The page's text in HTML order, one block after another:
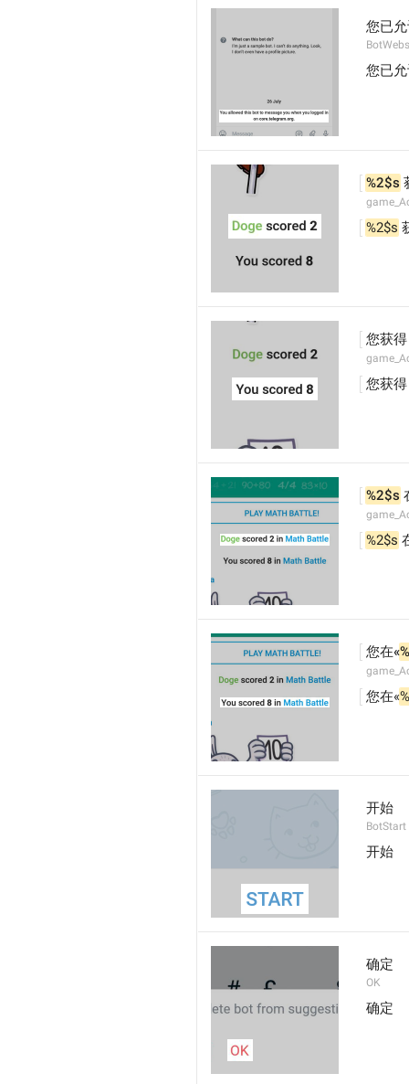
您已
您已
%2$s
%2$s
您获
您获
%2$s
%2$s
您在«
您在«
开始
BotStart
开始
确定
OK
确定